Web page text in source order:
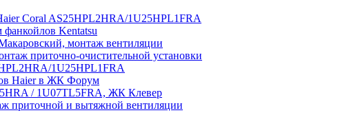
Coral AS25HPL2HRA/1U25HPL1FRA
Kentatsu
монтаж вентиляции
приточно-очистительной установки
1U25HPL1FRA
Haier в ЖК Форум
/ 1U07TL5FRA, ЖК Клевер
приточной и вытяжной вентиляции